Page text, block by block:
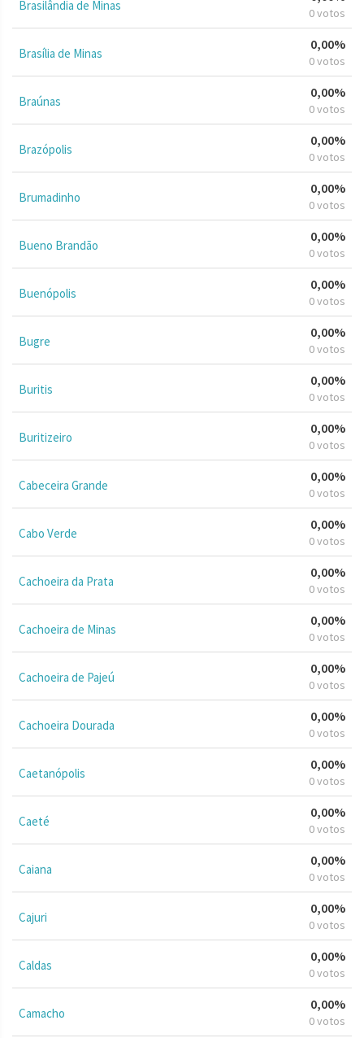
Brasilândia de Minas 0 votos
Brasília de Minas
0,00%
0 votos
Braúnas
0,00%
0 votos
Brazópolis
0,00%
0 votos
Brumadinho
0,00%
0 votos
Bueno Brandão
0,00%
0 votos
Buenópolis
0,00%
0 votos
Bugre
0,00%
0 votos
Buritis
0,00%
0 votos
Buritizeiro
0,00%
0 votos
Cabeceira Grande
0,00%
0 votos
Cabo Verde
0,00%
0 votos
Cachoeira da Prata
0,00%
0 votos
Cachoeira de Minas
0,00%
0 votos
Cachoeira de Pajeú
0,00%
0 votos
Cachoeira Dourada
0,00%
0 votos
Caetanópolis
0,00%
0 votos
Caeté
0,00%
0 votos
Caiana
0,00%
0 votos
Cajuri
0,00%
0 votos
Caldas
0,00%
0 votos
Camacho
0,00%
0 votos